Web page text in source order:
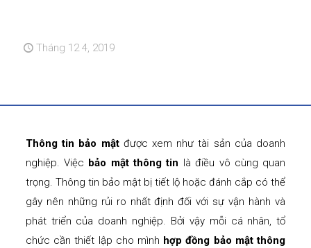
Tháng 12 4, 2019
Thông tin bảo mậtđược xem như tài sản của doanh
nghiệp. Việc bảo mật thông tin là điều vô cùng quan
trọng. Thông tin bảo mật bị tiết lộ hoặc đánh cắp có thể
gây nên những rủi ro nhất định đối với sự vận hành và
phát triển của doanh nghiệp. Bởi vậy mỗi cá nhân, tổ
chức cần thiết lập cho mình hợp đồng bảo mật thông